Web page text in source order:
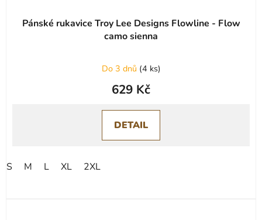
Pánské rukavice Troy Lee Designs Flowline - Flow
camo sienna
Do 3 dnů (4 ks)
629 Kč
DETAIL
S M L XL 2XL